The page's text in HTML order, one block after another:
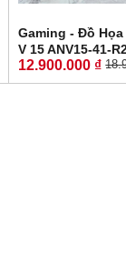
Gaming - Đồ Họa
V 15 ANV15-41-
LikeNew-Bảo
RYZEN 5-6600H
12.900.000 ₫